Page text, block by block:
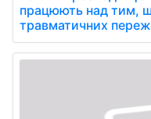
працюють над тим,
травматичних